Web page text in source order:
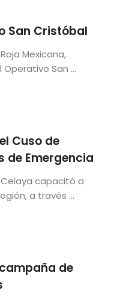
San Cristóbal
Mexicana,
San ...
Cuso de
de Emergencia
Celaya capacitó a
a través ...
de